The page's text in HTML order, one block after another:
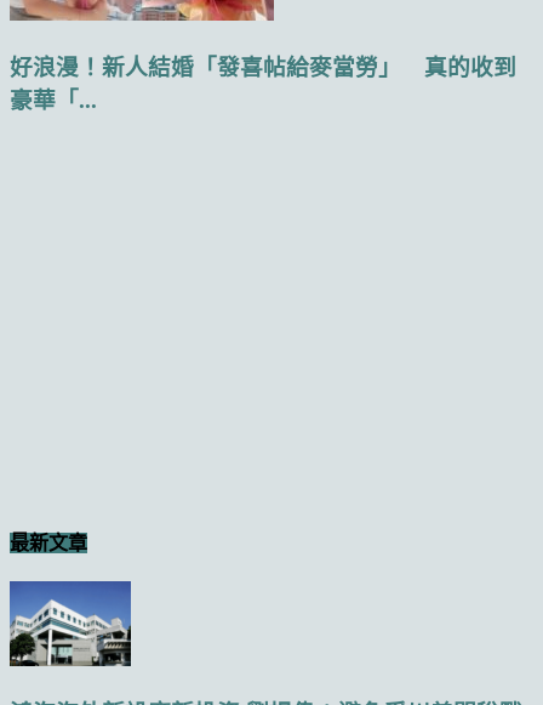
好浪漫！新人結婚「發喜帖給麥當勞」 真的收到
豪華「...
最新文章